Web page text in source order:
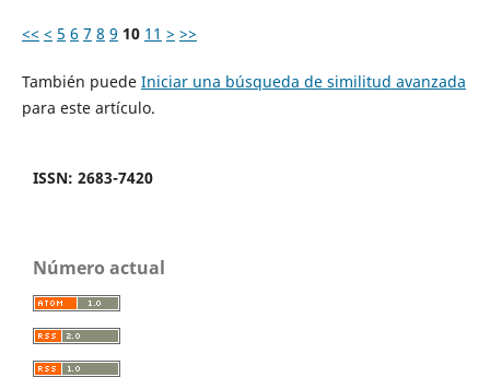
<< < 5 6 7 8 9 10 11 > >>
También puede Iniciar una búsqueda de similitud avanzada
para este artículo.
ISSN: 2683-7420
Número actual